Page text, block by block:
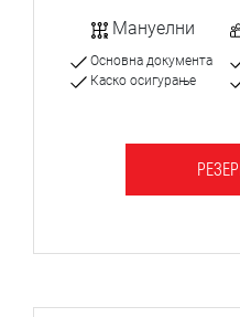
Мануелни
Основна документа
Каско осигурање